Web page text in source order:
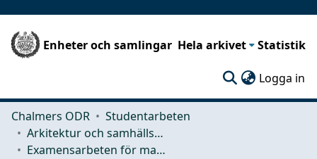
Enheter och samlingar Hela arkivet Statistik
Logga in
Chalmers ODR
Studentarbeten
Arkitektur och samhällsbyggnadsteknik (ACE)
Examensarbeten för masterexamen